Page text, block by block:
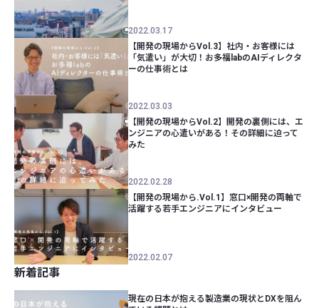
2022.03.17
【開発の現場からVol.3】社内・お客様には
「気遣い」が大切！お多福labのAIディレクタ
ーの仕事術とは
2022.03.03
【開発の現場からVol.2】開発の裏側には、エ
ンジニアの心遣いがある！その詳細に迫って
みた
2022.02.28
【開発の現場から.Vol.1】窓口×開発の両軸で
活躍する若手エンジニアにインタビュー
2022.02.07
新着記事
現在の日本が抱える製造業の現状とDXを阻ん